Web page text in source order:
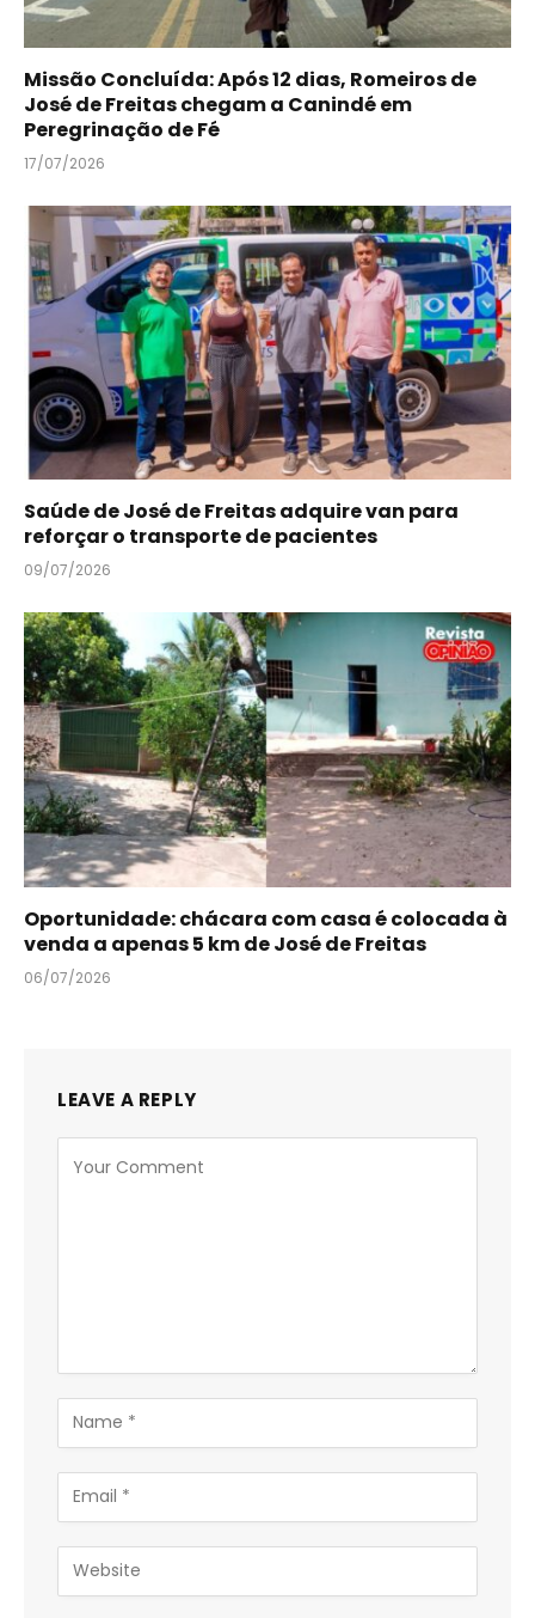
Missão Concluída: Após 12 dias, Romeiros de
José de Freitas chegam a Canindé em
Peregrinação de Fé
17/07/2026
Saúde de José de Freitas adquire van para
reforçar o transporte de pacientes
09/07/2026
Oportunidade: chácara com casa é colocada à
venda a apenas 5 km de José de Freitas
06/07/2026
LEAVE A REPLY